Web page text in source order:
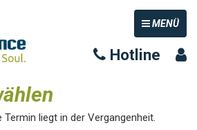
TOGGLE
MENÜ
Hotline
liegt in der Vergangenheit.